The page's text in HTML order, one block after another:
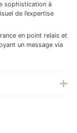
sophistication à
de l’expertise
en point relais et
un message via